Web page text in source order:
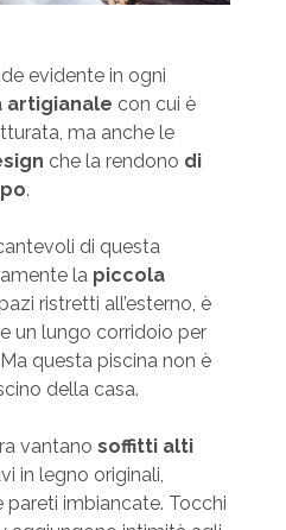
evidente in ogni
artigianale con cui è
ma anche le
che la rendono di
.
di questa
la piccola
ristretti all’esterno, è
un lungo corridoio per
questa piscina non è
della casa.
vantano soffitti alti
in legno originali,
imbiancate. Tocchi